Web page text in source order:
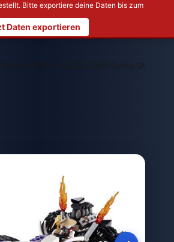
Bitte exportiere deine Daten bis zum
Daten exportieren
LEGO 2263 Turbo Shredder